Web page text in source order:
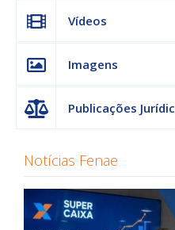
Vídeos
Imagens
Publicações
Notícias Fenae